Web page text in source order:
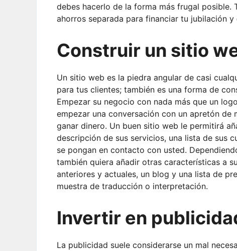
debes hacerlo de la forma más frugal posible.
ahorros separada para financiar tu jubilación
Construir un sitio
Un sitio web es la piedra angular de casi
para tus clientes; también es una forma de
Empezar su negocio con nada más que un
empezar una conversación con un apretón de
ganar dinero. Un buen sitio web le permitirá
descripción de sus servicios, una lista de sus
se pongan en contacto con usted.
también quiera añadir otras características a
anteriores y actuales, un blog y una lista de
muestra de traducción o interpretación.
Invertir en
La publicidad suele considerarse un mal